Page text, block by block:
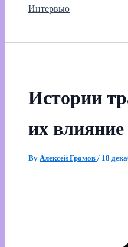
Интервью
Истории
их влияние
By Алексей Громов / 18